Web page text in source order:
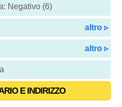
Negativo (6)
altro ▹
altro ▹
E INDIRIZZO